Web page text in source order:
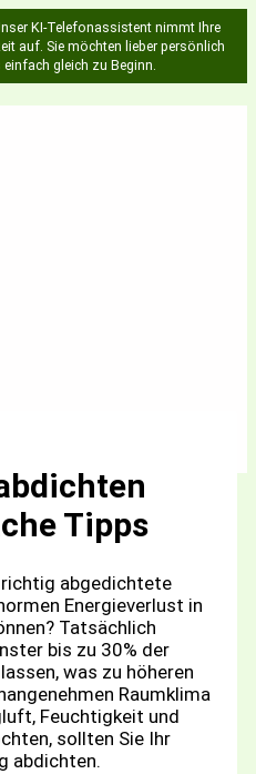
KI-Telefonassistent nimmt Ihre
auf. Sie möchten lieber persönlich
einfach gleich zu Beginn.
Tipps
abgedichtete
Energieverlust in
Tatsächlich
bis zu 30% der
was zu höheren
Raumklima
Feuchtigkeit und
sollten Sie Ihr
abdichten.